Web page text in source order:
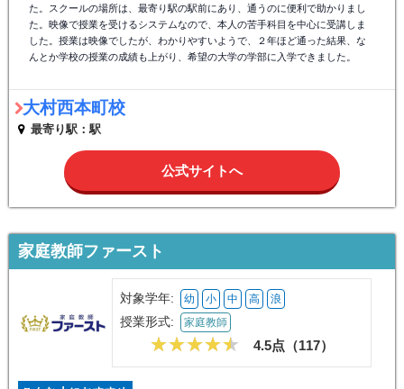
た。スクールの場所は、最寄り駅の駅前にあり、通うのに便利で助かりまし
た。映像で授業を受けるシステムなので、本人の苦手科目を中心に受講しま
した。授業は映像でしたが、わかりやすいようで、２年ほど通った結果、な
んとか学校の授業の成績も上がり、希望の大学の学部に入学できました。
大村西本町校
最寄り駅：駅
公式サイトへ
家庭教師ファースト
対象学年: 幼 小 中 高 浪
授業形式: 家庭教師
4.5点（117）